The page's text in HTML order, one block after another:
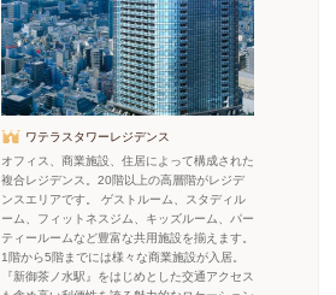
ワテラスタワーレジデンス
オフィス、商業施設、住居によって構成された
複合レジデンス。20階以上の高層階がレジデ
ンスエリアです。 ゲストルーム、スタディル
ーム、フィットネスジム、キッズルーム、パー
ティールームなど豊富な共用施設を揃えます。
1階から5階までには様々な商業施設が入居。
『新御茶ノ水駅』をはじめとした交通アクセス